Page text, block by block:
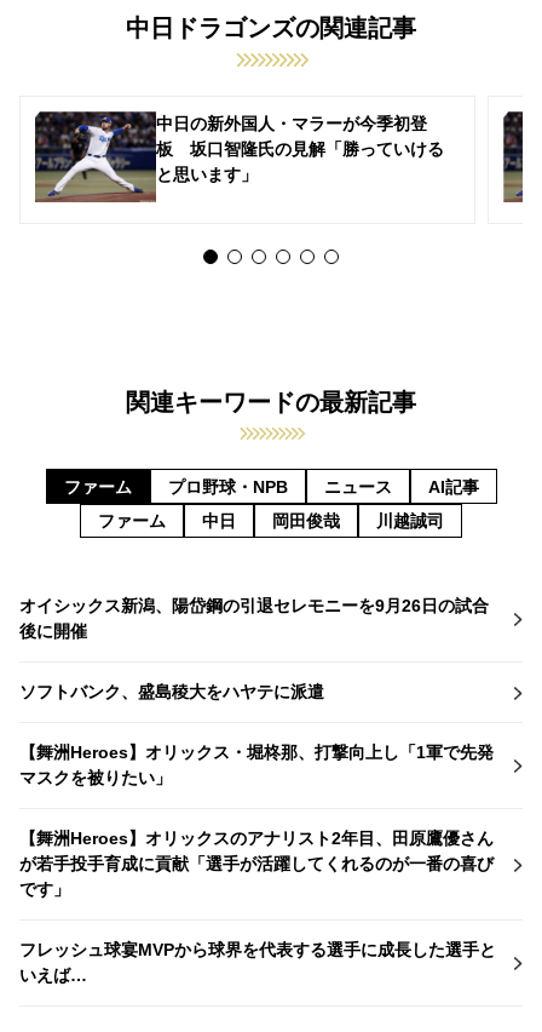
中日ドラゴンズの関連記事
中日の新外国人・マラーが今季初登
板 坂口智隆氏の見解「勝っていける
と思います」
関連キーワードの最新記事
ファーム プロ野球・NPB ニュース
AI記事
ファーム
中日 岡田俊哉 川越誠司
オイシックス新潟、陽岱鋼の引退セレモニーを9月26日の試合
後に開催
ソフトバンク、盛島稜大をハヤテに派遣
【舞洲Heroes】オリックス・堀柊那、打撃向上し「1軍で先発
マスクを被りたい」
【舞洲Heroes】オリックスのアナリスト2年目、田原鷹優さん
が若手投手育成に貢献「選手が活躍してくれるのが一番の喜び
です」
フレッシュ球宴MVPから球界を代表する選手に成長した選手と
いえば…